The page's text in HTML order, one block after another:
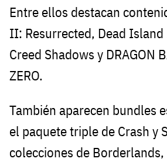
Entre ellos destacan
II: Resurrected, Dead Island
Creed Shadows y DRAGON
ZERO.
También aparecen bundles
el paquete triple de Crash y
colecciones de